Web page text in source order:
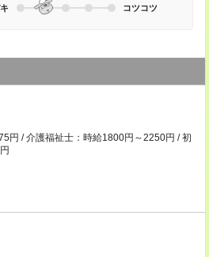
コツコツ
円 / 介護福祉士：時給1800円～2250円 / 初